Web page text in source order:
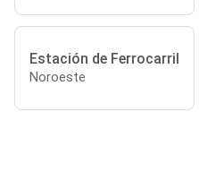
Estación de Ferrocarril
Noroeste